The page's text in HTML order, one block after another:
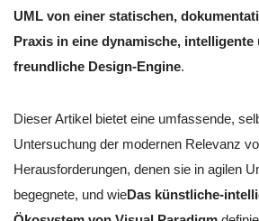
UML von einer statischen,
Praxis in eine dynamische, intelligente
freundliche Design-Engine.
Dieser Artikel bietet eine umfassende,
Untersuchung der modernen Relevanz
Herausforderungen, denen sie in agilen
begegnete, und wieDas künstliche-